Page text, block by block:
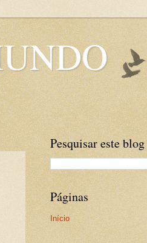
Pesquisar este blog
Páginas
Início